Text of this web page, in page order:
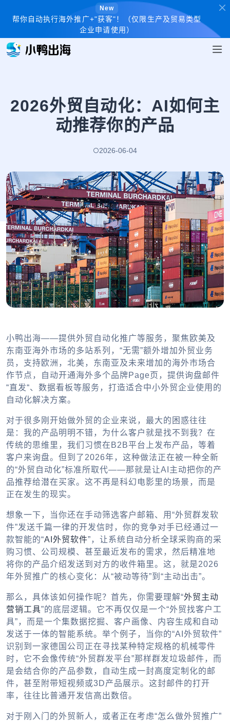
New
帮你自动执行海外推广+"获客"！（仅限生产及贸易类型
企业申请使用）
2026外贸自动化：AI如何主
动推荐你的产品
2026-06-04
小鸭出海——提供外贸自动化推广等服务，聚焦欧美及
东南亚海外市场的多站系列，“无需”额外增加外贸业务
员，支持欧洲，北美，东南亚及未来增加的海外市场合
作节点，自动开通海外多个品牌Page页，提供询盘邮件
“直发“、数据看板等服务，打造适合中小外贸企业使用的
自动化解决方案。
对于很多刚开始做外贸的企业来说，最大的困惑往往
是：我的产品明明不错，为什么客户就是找不到我？在
传统的思维里，我们习惯在B2B平台上发布产品，等着
客户来询盘。但到了2026年，这种做法正在被一种全新
的“外贸自动化”标准所取代——那就是让AI主动把你的产
品推荐给潜在买家。这不再是科幻电影里的场景，而是
正在发生的现实。
想象一下，当你还在手动筛选客户邮箱、用“外贸群发软
件”发送千篇一律的开发信时，你的竞争对手已经通过一
款智能的“AI外贸软件”，让系统自动分析全球采购商的采
购习惯、公司规模、甚至最近发布的需求，然后精准地
将你的产品介绍发送到对方的收件箱里。这，就是2026
年外贸推广的核心变化：从“被动等待”到“主动出击”。
那么，具体该如何操作呢？首先，你需要理解“外贸主动
营销工具”的底层逻辑。它不再仅仅是一个“外贸找客户工
具”，而是一个集数据挖掘、客户画像、内容生成和自动
发送于一体的智能系统。举个例子，当你的“AI外贸软件”
识别到一家德国公司正在寻找某种特定规格的机械零件
时，它不会像传统“外贸群发平台”那样群发垃圾邮件，而
是会结合你的产品参数，自动生成一封高度定制化的邮
件，甚至附带短视频或3D产品展示。这封邮件的打开
率，往往比普通开发信高出数倍。
对于刚入门的外贸新人，或者正在考虑“怎么做外贸推广”